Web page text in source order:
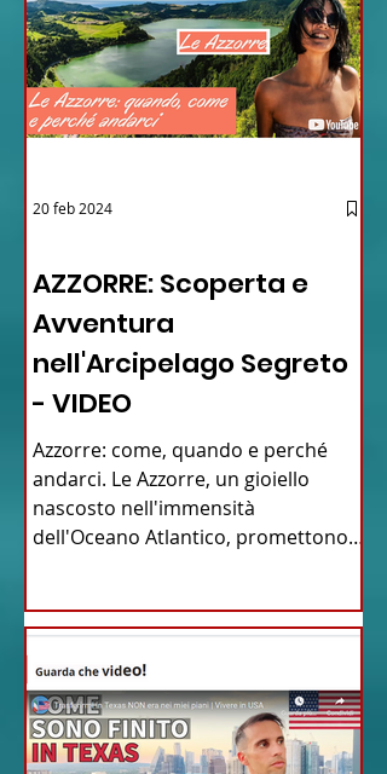
AZZORRE: Scoperta e
Avventura
nell'Arcipelago Segreto
- VIDEO
Azzorre: come, quando e perché
andarci. Le Azzorre, un gioiello
nascosto nell'immensità
dell'Oceano Atlantico, promettono
20 feb 2024